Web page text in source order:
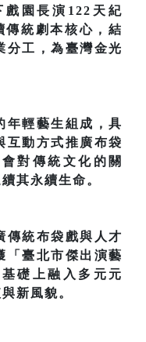
園長演122天紀
統劇本核心，結
分工，為臺灣金光
年輕藝生組成，具
互動方式推廣布袋
對傳統文化的關
其永續生命。
傳統布袋戲與人才
「臺北市傑出演藝
礎上融入多元元
新風貌。